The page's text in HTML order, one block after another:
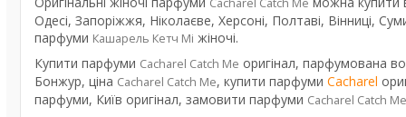
Одесі, Запоріжжя, Ніколаєве, Херсоні, Полтаві, Вінниці,
парфуми Кашарель Кетч Мі жіночі.
Купити парфуми Cacharel Catch Me оригінал, парфумована
Бонжур, ціна Cacharel Catch Me, купити парфуми Cacharel
парфуми, Київ оригінал, замовити парфуми Cacharel Catch Me